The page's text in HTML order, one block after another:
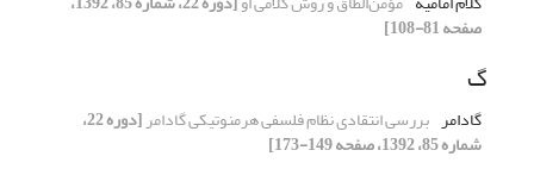
صفحه 81-108]
گ
گادامر بررسی انتقادی نظام فلسفی هرمنوتیکی گادامر [دوره 22،
شماره 85، 1392، صفحه 149-173]